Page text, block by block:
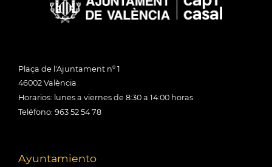
Plaça de l'Ajuntament nº 1
46002 València
Horarios: lunes a viernes de 8:30 a 14:00 horas
Teléfono: 963 52 54 78
Ayuntamiento